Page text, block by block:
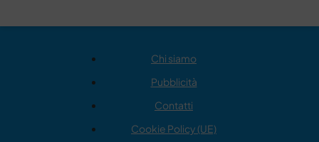
Chi siamo
Pubblicità
Contatti
Cookie Policy (UE)